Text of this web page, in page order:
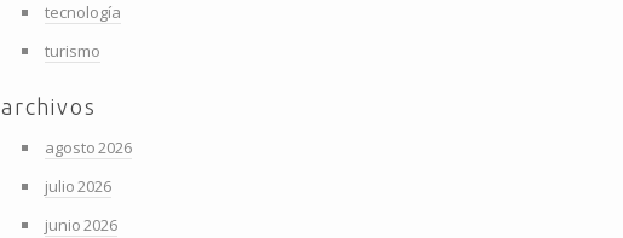
tecnología
turismo
archivos
agosto 2026
julio 2026
junio 2026